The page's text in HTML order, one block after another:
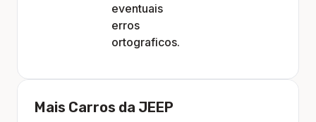
eventuais
erros
ortograficos.
Mais Carros da JEEP